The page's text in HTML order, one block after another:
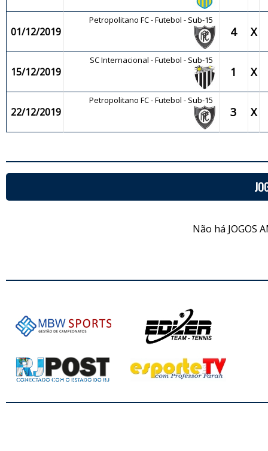
01/12/2019
Petropolitano FC - Futebol - Sub-15
4 X
15/12/2019
SC Internacional - Futebol - Sub-15
1 X
22/12/2019
Petropolitano FC - Futebol - Sub-15
3 X
Não há JOGOS